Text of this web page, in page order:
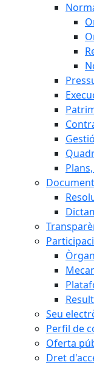
Seu
Perfil de
Oferta
Dret